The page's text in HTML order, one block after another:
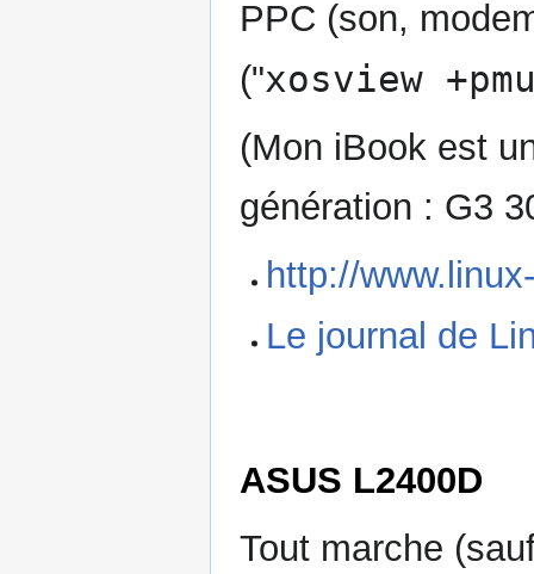
PPC (son,
("xosview
(Mon iBook est
génération : G3
http://
Le journal de
ASUS L2400D
Tout marche